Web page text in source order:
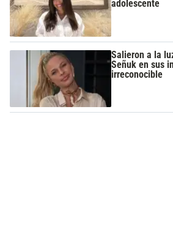
adolescente
Salieron a la
Señuk en sus
irreconocible